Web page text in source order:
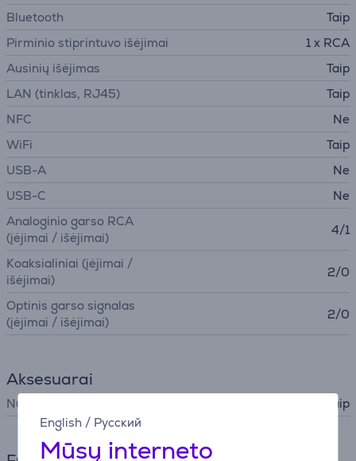
English / Русский
Mūsų interneto
Bluetooth
Taip
Pirminio stiprintuvo išėjimai
1 x RCA
Ausinių išėjimas
Taip
LAN (tinklas, RJ45)
Taip
NFC
Ne
WiFi
Taip
USB-A
Ne
USB-C
Ne
Analoginio garso RCA
(įėjimai / išėjimai)
4/1
Koaksialiniai (įėjimai /
išėjimai)
2/0
Optinis garso signalas
(įėjimai / išėjimai)
2/0
Aksesuarai
Nuotolinis valdymas Taip